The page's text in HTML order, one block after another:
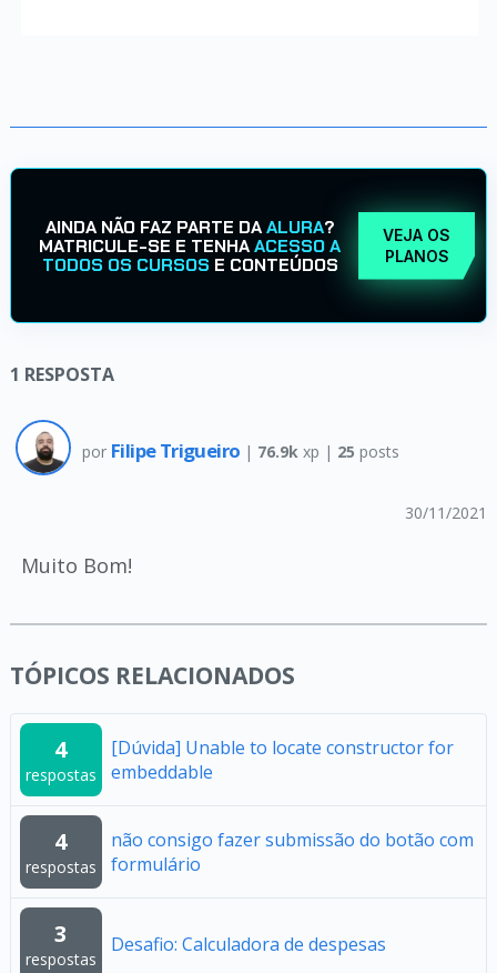
AINDA NÃO FAZ PARTE DAALURA?
MATRICULE-SE E TENHAACESSO A
TODOS OS CURSOS E CONTEÚDOS
VEJA OS
PLANOS
1 RESPOSTA
por Filipe Trigueiro | 76.9k xp | 25 posts
30/11/2021
Muito Bom!
TÓPICOS RELACIONADOS
4
respostas
[Dúvida] Unable to locate constructor for
embeddable
4
respostas
não consigo fazer submissão do botão com
formulário
3
respostas
Desafio: Calculadora de despesas